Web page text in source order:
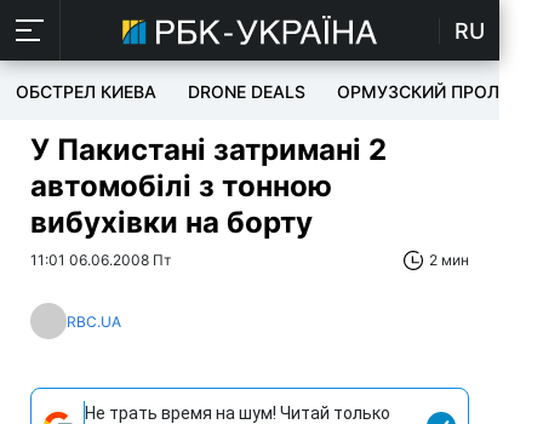
RU
ОБСТРЕЛ КИЕВА DRONE DEALS ОРМУЗСКИЙ ПРОЛИВ
У Пакистані затримані 2
автомобілі з тонною
вибухівки на борту
11:01 06.06.2008 Пт 2 мин
RBC.UA
Не трать время на шум! Читай только